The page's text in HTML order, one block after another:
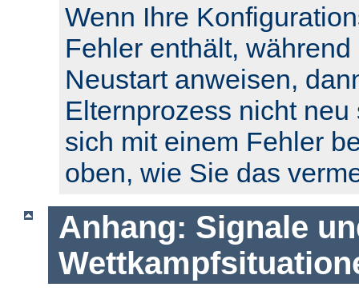
Wenn Ihre
Fehler enthält,
Neustart anweisen,
Elternprozess nicht
sich mit einem Fehler
oben, wie Sie das
Anhang: Signale